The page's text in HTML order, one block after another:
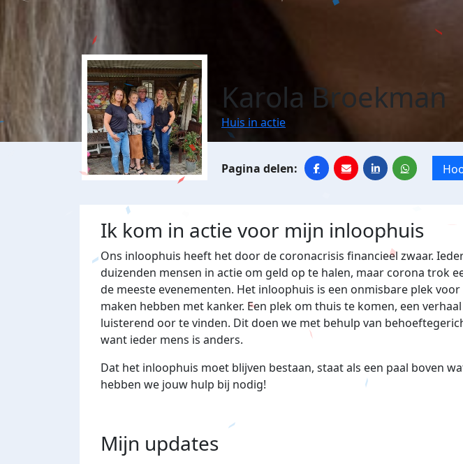
Karola Broekman
Huis in actie
Ik kom in actie voor mijn inloophuis
Ons inloophuis heeft het door de coronacrisis financieel zwaar.
duizenden mensen in actie om geld op te halen, maar corona trok
de meeste evenementen. Het inloophuis is een onmisbare plek
maken hebben met kanker. Een plek om thuis te komen, een
luisterend oor te vinden. Dit doen we met behulp van
want ieder mens is anders.
Dat het inloophuis moet blijven bestaan, staat als een paal boven
hebben we jouw hulp bij nodig!
Mijn updates